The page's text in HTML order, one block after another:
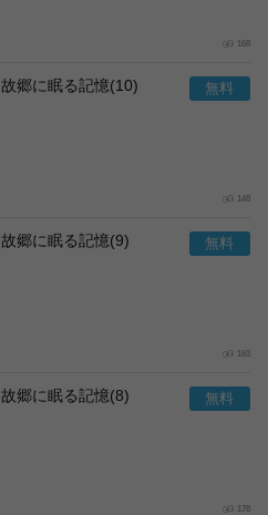
168
郷に眠る記憶(10)
148
郷に眠る記憶(9)
163
郷に眠る記憶(8)
178